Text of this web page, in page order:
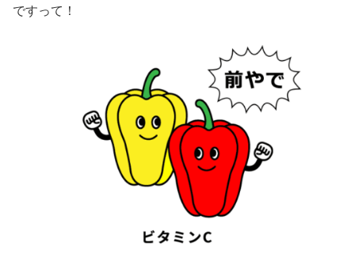
ですって！